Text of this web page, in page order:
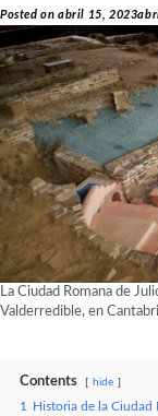
Posted on abril 15, 2023
La Ciudad Romana de
Valderredible, en
Contents hide
1
Historia de la Ciudad